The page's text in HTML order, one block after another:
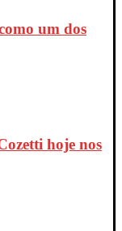
um dos
hoje nos